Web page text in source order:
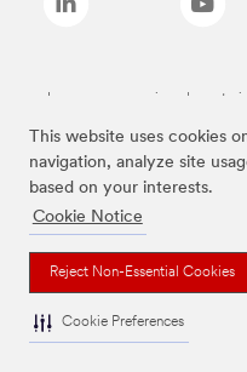
This website uses cookies
navigation, analyze site
based on your interests.
Cookie Notice
Reject Non-Essential Cookies
Cookie Preferences
Las marcas mencionadas